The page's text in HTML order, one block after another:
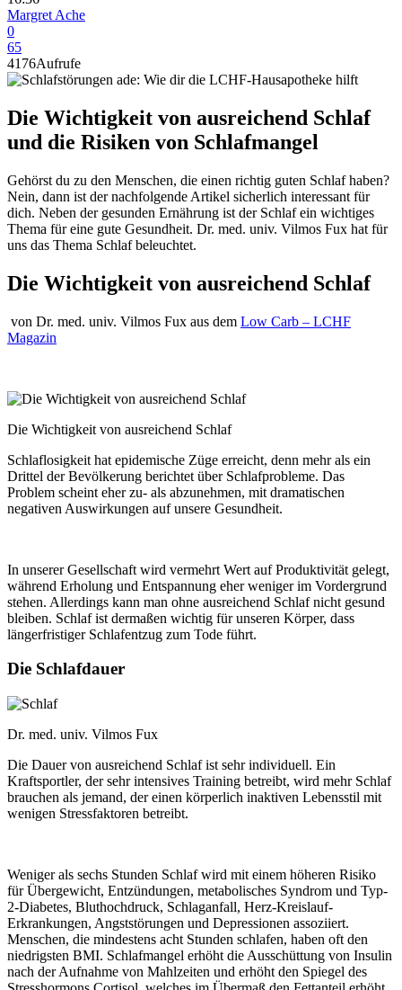
Margret Ache
0
65
4176Aufrufe
Die Wichtigkeit von ausreichend Schlaf
und die Risiken von Schlafmangel
Gehörst du zu den Menschen, die einen richtig guten Schlaf haben?
Nein, dann ist der nachfolgende Artikel sicherlich interessant für
dich. Neben der gesunden Ernährung ist der Schlaf ein wichtiges
Thema für eine gute Gesundheit. Dr. med. univ. Vilmos Fux hat für
uns das Thema Schlaf beleuchtet.
Die Wichtigkeit von ausreichend Schlaf
von Dr. med. univ. Vilmos Fux aus dem Low Carb – LCHF
Magazin
Die Wichtigkeit von ausreichend Schlaf
Schlaflosigkeit hat epidemische Züge erreicht, denn mehr als ein
Drittel der Bevölkerung berichtet über Schlafprobleme. Das
Problem scheint eher zu- als abzunehmen, mit dramatischen
negativen Auswirkungen auf unsere Gesundheit.
In unserer Gesellschaft wird vermehrt Wert auf Produktivität gelegt,
während Erholung und Entspannung eher weniger im Vordergrund
stehen. Allerdings kann man ohne ausreichend Schlaf nicht gesund
bleiben. Schlaf ist dermaßen wichtig für unseren Körper, dass
längerfristiger Schlafentzug zum Tode führt.
Die Schlafdauer
Dr. med. univ. Vilmos Fux
Die Dauer von ausreichend Schlaf ist sehr individuell. Ein
Kraftsportler, der sehr intensives Training betreibt, wird mehr Schlaf
brauchen als jemand, der einen körperlich inaktiven Lebensstil mit
wenigen Stressfaktoren betreibt.
Weniger als sechs Stunden Schlaf wird mit einem höheren Risiko
für Übergewicht, Entzündungen, metabolisches Syndrom und Typ-
2-Diabetes, Bluthochdruck, Schlaganfall, Herz-Kreislauf-
Erkrankungen, Angststörungen und Depressionen assoziiert.
Menschen, die mindestens acht Stunden schlafen, haben oft den
niedrigsten BMI. Schlafmangel erhöht die Ausschüttung von Insulin
nach der Aufnahme von Mahlzeiten und erhöht den Spiegel des